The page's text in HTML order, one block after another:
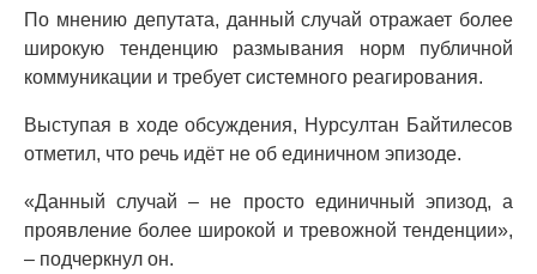
По мнению депутата, данный случай отражает более
широкую тенденцию размывания норм публичной
коммуникации и требует системного реагирования.
Выступая в ходе обсуждения, Нурсултан Байтилесов
отметил, что речь идёт не об единичном эпизоде.
«Данный случай – не просто единичный эпизод, а
проявление более широкой и тревожной тенденции»,
– подчеркнул он.